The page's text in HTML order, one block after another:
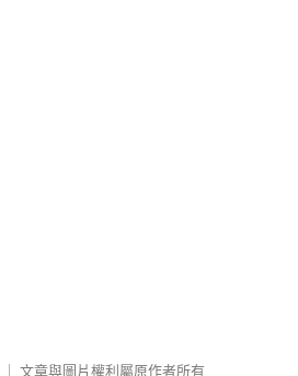
文章與圖片權利屬原作者所有